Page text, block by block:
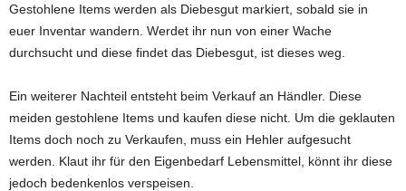
Gestohlene Items werden als Diebesgut markiert, sobald sie in
euer Inventar wandern. Werdet ihr nun von einer Wache
durchsucht und diese findet das Diebesgut, ist dieses weg.
Ein weiterer Nachteil entsteht beim Verkauf an Händler. Diese
meiden gestohlene Items und kaufen diese nicht. Um die geklauten
Items doch noch zu Verkaufen, muss ein Hehler aufgesucht
werden. Klaut ihr für den Eigenbedarf Lebensmittel, könnt ihr diese
jedoch bedenkenlos verspeisen.